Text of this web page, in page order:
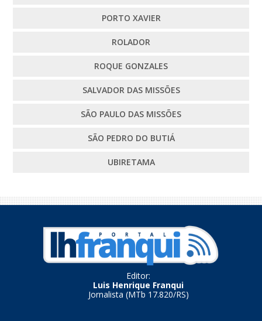
PORTO XAVIER
ROLADOR
ROQUE GONZALES
SALVADOR DAS MISSÕES
SÃO PAULO DAS MISSÕES
SÃO PEDRO DO BUTIÁ
UBIRETAMA
Editor:
Luis Henrique Franqui
Jornalista (MTb 17.820/RS)